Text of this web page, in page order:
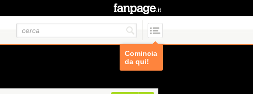
Comincia
da qui!